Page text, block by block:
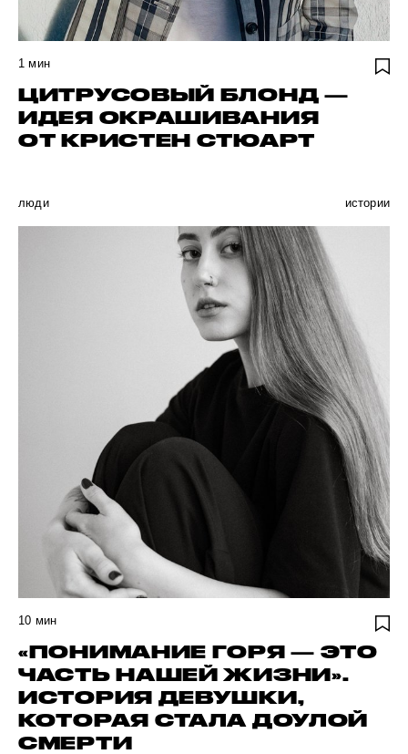
1 мин
ЦИТРУСОВЫЙ БЛОНД —
ИДЕЯ ОКРАШИВАНИЯ
ОТ КРИСТЕН СТЮАРТ
люди истории
10 мин
«ПОНИМАНИЕ ГОРЯ — ЭТО
ЧАСТЬ НАШЕЙ ЖИЗНИ».
ИСТОРИЯ ДЕВУШКИ,
КОТОРАЯ СТАЛА ДОУЛОЙ
СМЕРТИ